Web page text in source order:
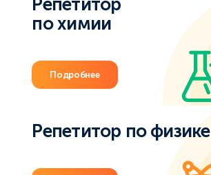
Репетитор
по химии
Подробнее
Репетитор по физике